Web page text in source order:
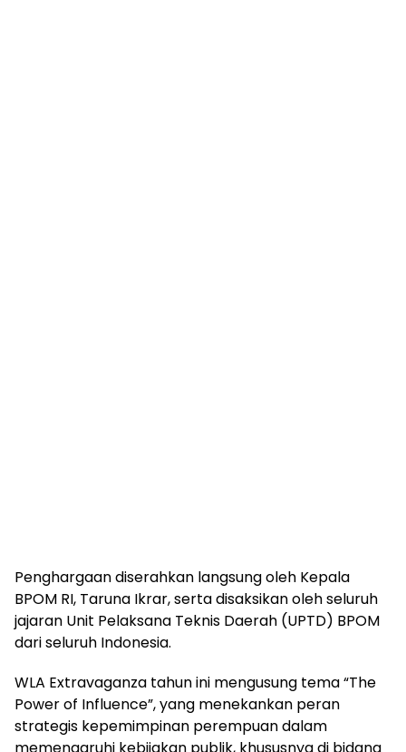
Penghargaan diserahkan langsung oleh Kepala
BPOM RI, Taruna Ikrar, serta disaksikan oleh seluruh
jajaran Unit Pelaksana Teknis Daerah (UPTD) BPOM
dari seluruh Indonesia.
WLA Extravaganza tahun ini mengusung tema “The
Power of Influence”, yang menekankan peran
strategis kepemimpinan perempuan dalam